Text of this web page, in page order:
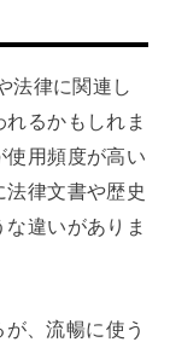
法律に関連し
るかもしれま
使用頻度が高い
律文書や歴史
違いがありま
、流暢に使う